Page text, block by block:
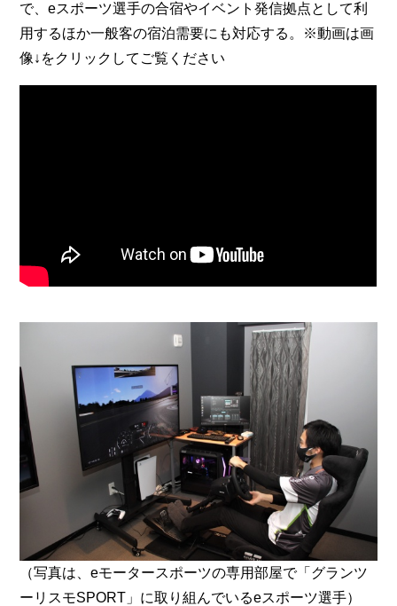
で、eスポーツ選手の合宿やイベント発信拠点として利
用するほか一般客の宿泊需要にも対応する。※動画は画
像↓をクリックしてご覧ください
（写真は、eモータースポーツの専用部屋で「グランツ
ーリスモSPORT」に取り組んでいるeスポーツ選手）